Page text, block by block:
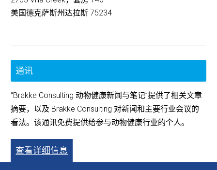
美国德克萨斯州达拉斯 75234
通讯
“Brakke Consulting 动物健康新闻与笔记”提供了相关文章
摘要，以及 Brakke Consulting 对新闻和主要行业会议的
看法。该通讯免费提供给参与动物健康行业的个人。
查看详细信息